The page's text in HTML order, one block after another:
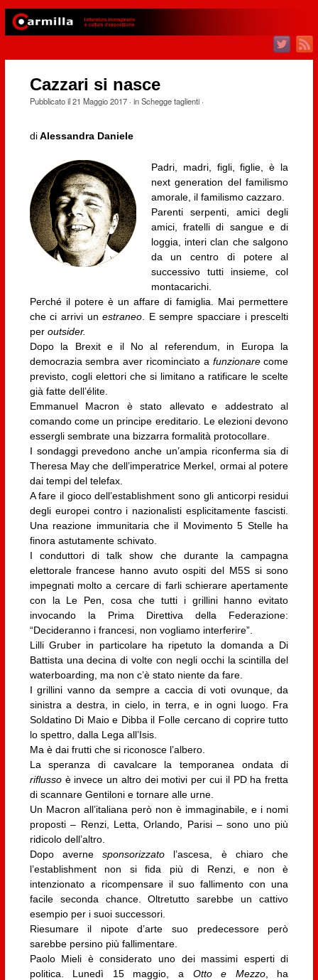
Cazzari si nasce
Pubblicato il21 Maggio 2017· inSchegge taglienti·
diAlessandra Daniele
Padri, madri, figli, figlie, è la
next generation del familismo
amorale, il familismo cazzaro.
Parenti serpenti, amici degli
amici, fratelli di sangue e di
loggia, interi clan che salgono
da un centro di potere al
successivo tutti insieme, col
montacarichi.
Perché il potere è un affare di famiglia. Mai permettere
che ci arrivi unestraneo . E sempre spacciare i prescelti
per outsider.
Dopo la Brexit e il No al referendum, in Europa la
democrazia sembra aver ricominciato a funzionarecome
previsto, cogli elettori che si limitano a ratificare le scelte
già fatte dell’élite.
Emmanuel Macron è stato allevato e addestrato al
comando come un principe ereditario. Le elezioni devono
essergli sembrate una bizzarra formalità protocollare.
I sondaggi prevedono anche un’ampia riconferma sia di
Theresa May che dell’imperatrice Merkel, ormai al potere
dai tempi del telefax.
A fare il gioco dell’establishment sono gli anticorpi residui
degli europei contro i nazionalisti esplicitamente fascisti.
Una reazione immunitaria che il Movimento 5 Stelle ha
finora astutamente schivato.
I conduttori di talk show che durante la campagna
elettorale francese hanno avuto ospiti del M5S si sono
impegnati molto a cercare di farli schierare apertamente
con la Le Pen, cosa che tutti i grillini hanno evitato
invocando la Prima Direttiva della Federazione:
“Decideranno i francesi, non vogliamo interferire”.
Lilli Gruber in particolare ha ripetuto la domanda a Di
Battista una decina di volte con negli occhi la scintilla del
waterboarding, ma non c’è stato niente da fare.
I grillini vanno da sempre a caccia di voti ovunque, da
sinistra a destra, in cielo, in terra, e in ogni luogo. Fra
Soldatino Di Maio e Dibba il Folle cercano di coprire tutto
lo spettro, dalla Lega all’Isis.
Ma è dai frutti che si riconosce l’albero.
La speranza di cavalcare la temporanea ondata di
riflussoè invece un altro dei motivi per cui il PD ha fretta
di scannare Gentiloni e tornare alle urne.
Un Macron all’italiana però non è immaginabile, e i nomi
proposti – Renzi, Letta, Orlando, Parisi – sono uno più
ridicolo dell’altro.
Dopo avernesponsorizzato l’ascesa, è chiaro che
l’establishment non si fida più di Renzi, e non è
intenzionato a ricompensare il suo fallimento con una
facile seconda chance. Oltretutto sarebbe un cattivo
esempio per i suoi successori.
Riesumare il nipote d’arte suo predecessore però
sarebbe persino più fallimentare.
Paolo Mieli è considerato uno dei massimi esperti di
politica. Lunedì 15 maggio, a Otto e Mezzo, ha